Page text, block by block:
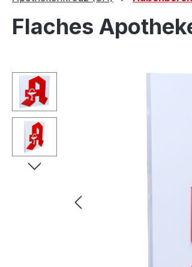
Flaches
Bildergalerie überspringen